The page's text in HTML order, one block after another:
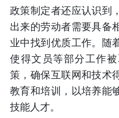
政策制定者还应认识到
出来的劳动者需要具备
业中找到优质工作。随
使得文员等部分工作
策，确保互联网和技术
教育和培训，以培养能
技能人才。